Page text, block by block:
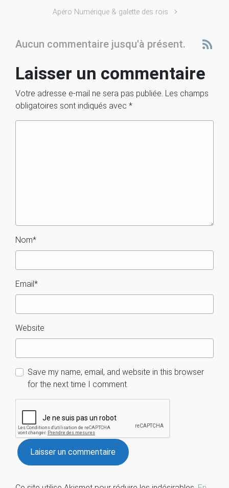
Apéro Numérique & galette des rois
Aucun commentaire jusqu'à présent.
Laisser un commentaire
Votre adresse e-mail ne sera pas publiée. Les champs
obligatoires sont indiqués avec *
Nom*
Email*
Website
Save my name, email, and website in this browser
for the next time I comment.